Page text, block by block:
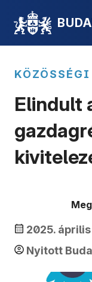
Elindult
2025.
Nyitott